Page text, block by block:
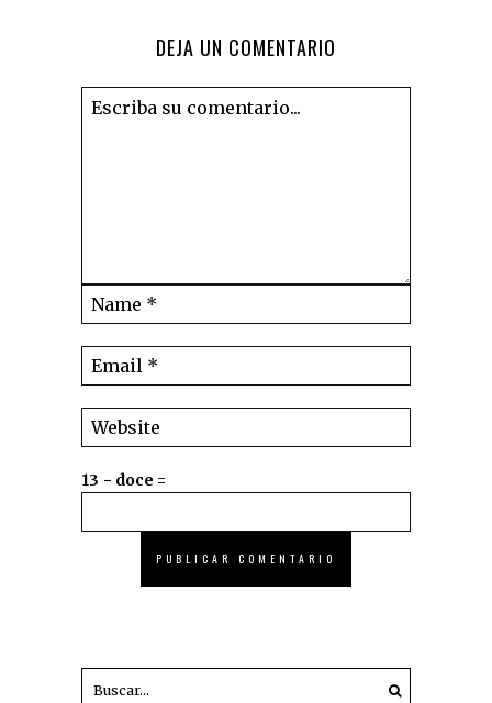
DEJA UN COMENTARIO
13 − doce =